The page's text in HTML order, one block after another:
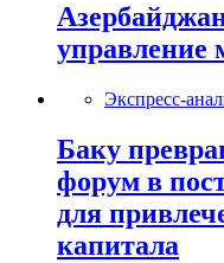
управление
Экспресс-
Баку
форум в
для
капитала